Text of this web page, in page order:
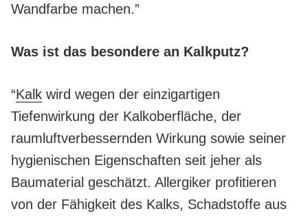
Wandfarbe machen.”
Was ist das besondere an Kalkputz?
“Kalk wird wegen der einzigartigen
Tiefenwirkung der Kalkoberfläche, der
raumluftverbessernden Wirkung sowie seiner
hygienischen Eigenschaften seit jeher als
Baumaterial geschätzt. Allergiker profitieren
von der Fähigkeit des Kalks, Schadstoffe aus